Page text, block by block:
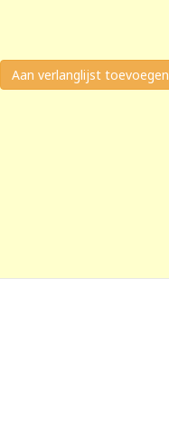
Aan verlanglijst toevoegen